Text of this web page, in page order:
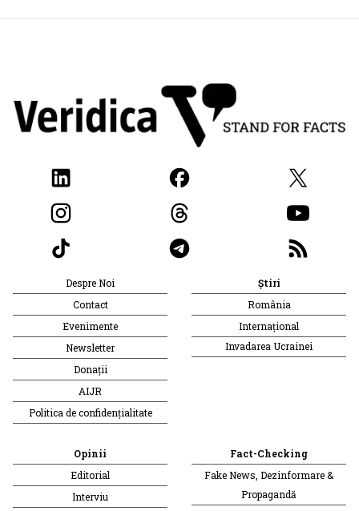
Despre Noi
Contact
Evenimente
Newsletter
Donații
AIJR
Politica de confidențialitate
Știri
România
Internațional
Invadarea Ucrainei
Opinii
Editorial
Interviu
Fact-Checking
Fake News, Dezinformare &
Propagandă